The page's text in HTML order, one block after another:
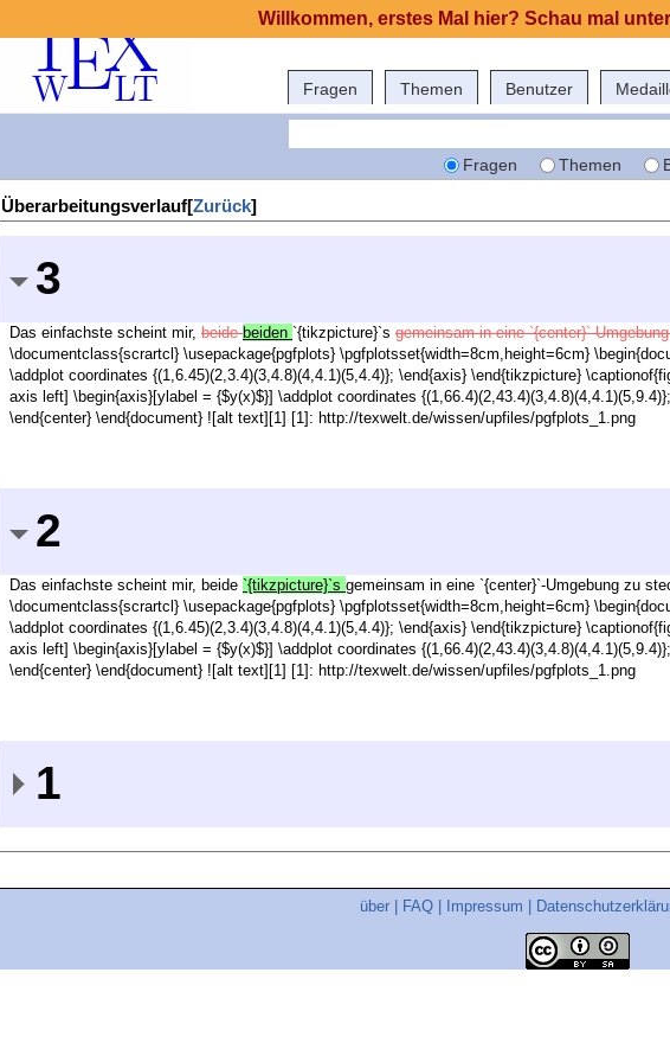
Fragen Themen Benutzer
Fragen Themen
Überarbeitungsverlauf[Zurück]
3
Das einfachste scheint mir, beidebeiden `{tikzpicture}`s gemeinsam in eine `{center}`-
\documentclass{scrartcl} \usepackage{pgfplots} \pgfplotsset{width=8cm,height=6cm}
\addplot coordinates {(1,6.45)(2,3.4)(3,4.8)(4,4.1)(5,4.4)}; \end{axis} \end{tikzpicture}
axis left] \begin{axis}[ylabel = {$y(x)$}] \addplot coordinates
\end{center} \end{document} ![alt text][1] [1]: http://texwelt.de/wissen/upfiles/pgfplots_1.png
2
Das einfachste scheint mir, beide `{tikzpicture}`s gemeinsam in eine `{center}`-Umgebung zu
\documentclass{scrartcl} \usepackage{pgfplots} \pgfplotsset{width=8cm,height=6cm}
\addplot coordinates {(1,6.45)(2,3.4)(3,4.8)(4,4.1)(5,4.4)}; \end{axis} \end{tikzpicture}
axis left] \begin{axis}[ylabel = {$y(x)$}] \addplot coordinates
\end{center} \end{document} ![alt text][1] [1]: http://texwelt.de/wissen/upfiles/pgfplots_1.png
1
über FAQ Impressum
Willkommen, erstes Mal hier? Schau mal unter